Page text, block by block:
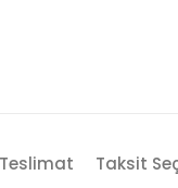
Taksit